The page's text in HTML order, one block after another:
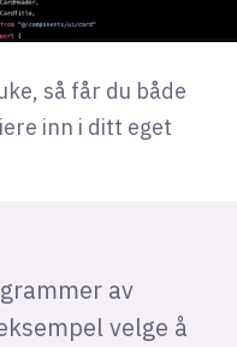
så får du både
inn i ditt eget
av
velge å